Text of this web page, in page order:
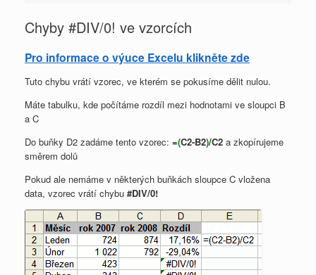
Chyby #DIV/0! ve vzorcích
Pro informace o výuce Excelu klikněte zde
Tuto chybu vrátí vzorec, ve kterém se pokusíme dělit nulou.
Máte tabulku, kde počítáme rozdíl mezi hodnotami ve sloupci B
a C
Do buňky D2 zadáme tento vzorec: =(C2-B2)/C2 a zkopírujeme
směrem dolů
Pokud ale nemáme v některých buňkách sloupce C vložena
data, vzorec vrátí chybu #DIV/0!